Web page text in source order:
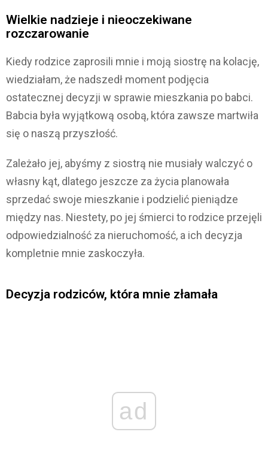
Wielkie nadzieje i nieoczekiwane
rozczarowanie
Kiedy rodzice zaprosili mnie i moją siostrę na kolację,
wiedziałam, że nadszedł moment podjęcia
ostatecznej decyzji w sprawie mieszkania po babci.
Babcia była wyjątkową osobą, która zawsze martwiła
się o naszą przyszłość.
Zależało jej, abyśmy z siostrą nie musiały walczyć o
własny kąt, dlatego jeszcze za życia planowała
sprzedać swoje mieszkanie i podzielić pieniądze
między nas. Niestety, po jej śmierci to rodzice przejęli
odpowiedzialność za nieruchomość, a ich decyzja
kompletnie mnie zaskoczyła.
Decyzja rodziców, która mnie złamała
ad